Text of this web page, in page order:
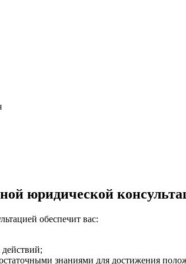
юридической
обеспечит вас:
знаниями для достижения